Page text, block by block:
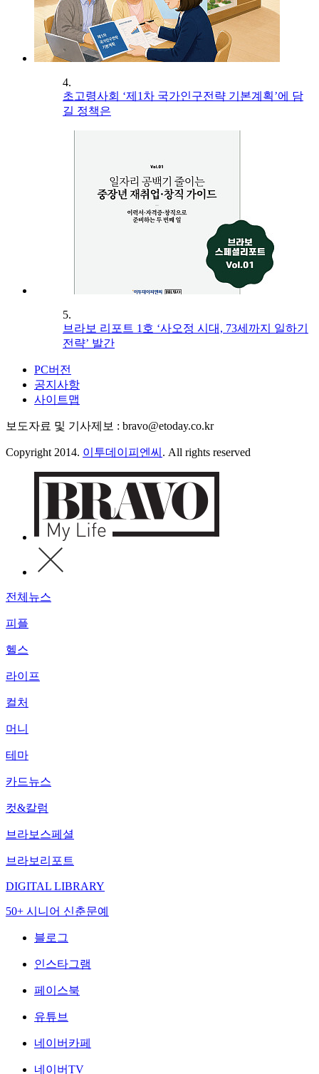
4.
초고령사회 ‘제1차 국가인구전략 기본계획’에 담
길 정책은
5.
브라보 리포트 1호 ‘사오정 시대, 73세까지 일하기
전략’ 발간
PC버전
공지사항
사이트맵
보도자료 및 기사제보 : bravo@etoday.co.kr
Copyright 2014. 이투데이피엔씨 . All rights reserved
전체뉴스
피플
헬스
라이프
컬처
머니
테마
카드뉴스
컷&칼럼
브라보스페셜
브라보리포트
DIGITAL LIBRARY
50+ 시니어 신춘문예
블로그
인스타그램
페이스북
유튜브
네이버카페
네이버TV